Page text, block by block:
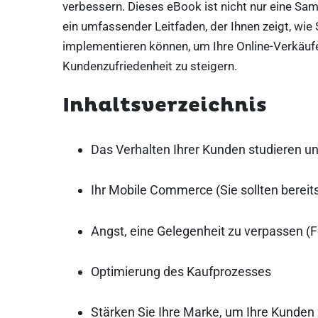
verbessern. Dieses eBook ist nicht nur eine
ein umfassender Leitfaden, der Ihnen zeigt,
implementieren können, um Ihre Online-
Kundenzufriedenheit zu steigern.
Inhaltsverzeichnis
Das Verhalten Ihrer Kunden studieren
Ihr Mobile Commerce (Sie sollten
Angst, eine Gelegenheit zu verpassen
Optimierung des Kaufprozesses
Stärken Sie Ihre Marke, um Ihre Kunden